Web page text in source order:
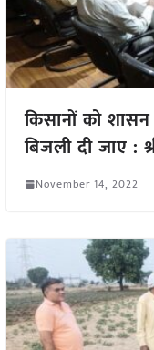
किसानों को
बिजली दी जाए :
November 14, 2022